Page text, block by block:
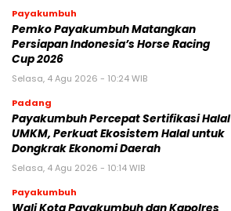
Payakumbuh
Pemko Payakumbuh Matangkan
Persiapan Indonesia’s Horse Racing
Cup 2026
Selasa, 4 Agu 2026 - 10:24 WIB
Padang
Payakumbuh Percepat Sertifikasi Halal
UMKM, Perkuat Ekosistem Halal untuk
Dongkrak Ekonomi Daerah
Selasa, 4 Agu 2026 - 10:14 WIB
Payakumbuh